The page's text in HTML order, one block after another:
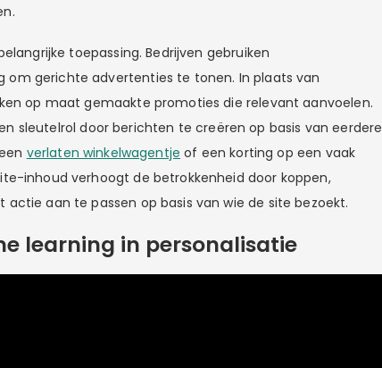
toepassing. Bedrijven gebruiken
om gerichte advertenties te tonen. In plaats van
op maat gemaakte promoties die relevant aanvoelen.
sleutelrol door berichten te creëren op basis van eerdere
verlaten winkelwagentje of een korting op een vaak
inhoud verhoogt de betrokkenheid door koppen,
aan te passen op basis van wie de site bezoekt.
learning in personalisatie